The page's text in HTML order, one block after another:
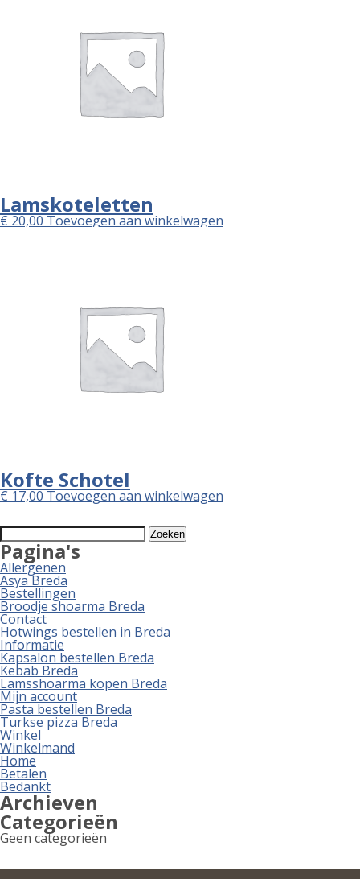
Lamskoteletten
€20,00Toevoegen aan winkelwagen
Kofte Schotel
€17,00Toevoegen aan winkelwagen
Zoeken
naar:
Pagina's
Allergenen
Asya Breda
Bestellingen
Broodje shoarma Breda
Contact
Hotwings bestellen in Breda
Informatie
Kapsalon bestellen Breda
Kebab Breda
Lamsshoarma kopen Breda
Mijn account
Pasta bestellen Breda
Turkse pizza Breda
Winkel
Winkelmand
Home
Betalen
Bedankt
Archieven
Categorieën
Geen categorieën